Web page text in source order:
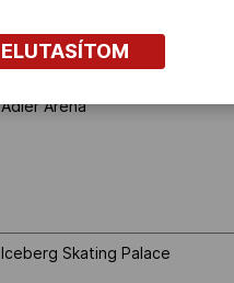
Adler Arena
Iceberg Skating Palace
ELUTASÍTOM